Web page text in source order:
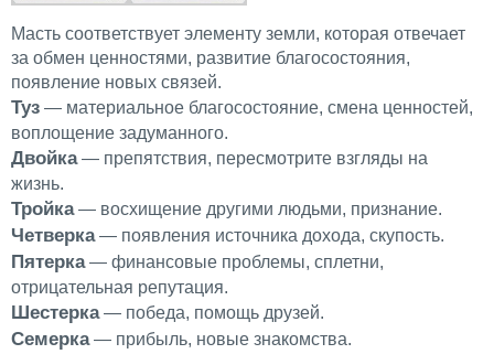
Масть соответствует элементу земли, которая отвечает
за обмен ценностями, развитие благосостояния,
появление новых связей.
Туз — материальное благосостояние, смена ценностей,
воплощение задуманного.
Двойка— препятствия, пересмотрите взгляды на
жизнь.
Тройка— восхищение другими людьми, признание.
Четверка— появления источника дохода, скупость.
Пятерка— финансовые проблемы, сплетни,
отрицательная репутация.
Шестерка— победа, помощь друзей.
Семерка— прибыль, новые знакомства.